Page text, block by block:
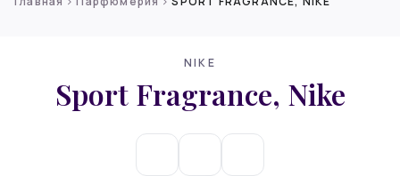
NIKE
Sport Fragrance, Nike